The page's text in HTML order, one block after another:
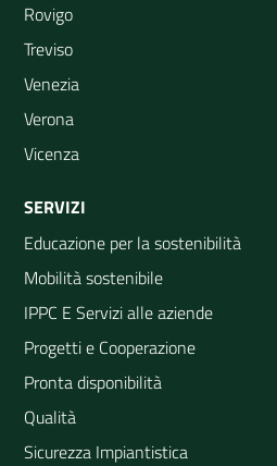
Rovigo
Treviso
Venezia
Verona
Vicenza
SERVIZI
Educazione per la sostenibilità
Mobilità sostenibile
IPPC E Servizi alle aziende
Progetti e Cooperazione
Pronta disponibilità
Qualità
Sicurezza Impiantistica